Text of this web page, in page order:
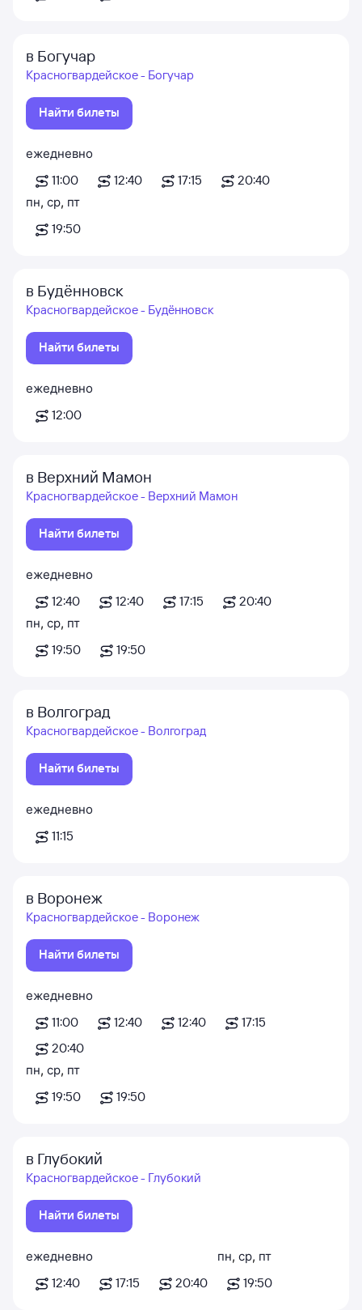
в Богучар
Красногвардейское - Богучар
Найти билеты
ежедневно
11:00
12:40 17:15
20:40
пн, ср, пт
19:50
в Будённовск
Красногвардейское - Будённовск
Найти билеты
ежедневно
12:00
в Верхний Мамон
Красногвардейское - Верхний Мамон
Найти билеты
ежедневно
12:40
12:40 17:15
20:40
пн, ср, пт
19:50
19:50
в Волгоград
Красногвардейское - Волгоград
Найти билеты
ежедневно
11:15
в Воронеж
Красногвардейское - Воронеж
Найти билеты
ежедневно
11:00
12:40 12:40
17:15
20:40
пн, ср, пт
19:50
19:50
в Глубокий
Красногвардейское - Глубокий
Найти билеты
ежедневно
12:40
17:15 20:40
пн, ср, пт
19:50